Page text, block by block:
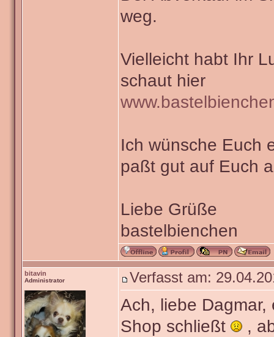
weg.
Vielleicht habt Ihr
schaut hier
Ich wünsche Euch
paßt gut auf Euch
Liebe Grüße
bastelbienchen
bitavin
Administrator Verfasst am:
Ach, liebe
Shop schließt
,